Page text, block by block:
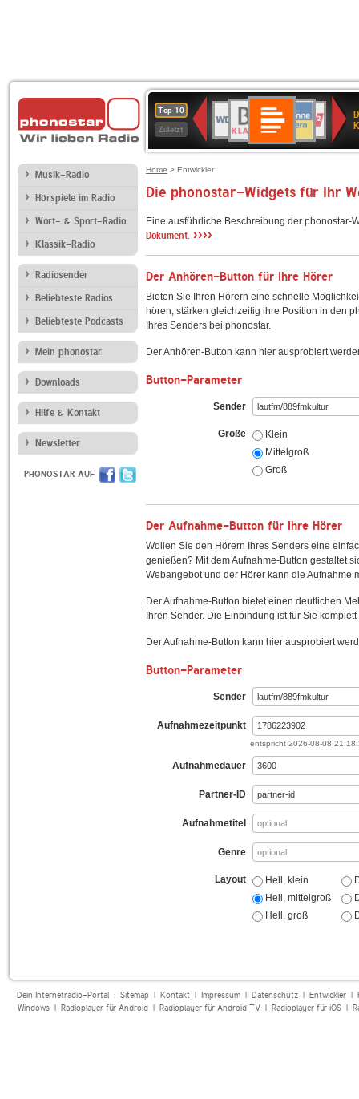
Top 10
Zuletzt
Deutschlandfunk
80er
90er
OLDIE
ANTENNE
SWR3
4
BR-
KLASSIK
Deutschlandfunk
Kultur
ANTENNE
BAYERN
SWR
Kultur
NDR
2
Musik-Radio
Hörspiele im Radio
Wort- & Sport-Radio
Klassik-Radio
Radiosender
Beliebteste Radios
Beliebteste Podcasts
Mein phonostar
Downloads
Hilfe & Kontakt
Newsletter
PHONOSTAR AUF
Home > Entwickler
Die phonostar-Widgets für Ihr
Eine ausführliche Beschreibung der
Dokument. ››››
Der Anhören-Button für Ihre Hörer
Bieten Sie Ihren Hörern eine schnelle
hören, stärken gleichzeitig ihre Position in den
Ihres Senders bei phonostar.
Der Anhören-Button kann hier ausprobiert
Button-Parameter
Sender
Größe
Klein
Mittelgroß
Groß
Der Aufnahme-Button für Ihre Hörer
Wollen Sie den Hörern Ihres Senders eine
genießen? Mit dem Aufnahme-Button gestaltet
Webangebot und der Hörer kann die Aufnahme
Der Aufnahme-Button bietet einen deutlichen
Ihren Sender. Die Einbindung ist für Sie
Der Aufnahme-Button kann hier ausprobiert
Button-Parameter
Sender
Aufnahmezeitpunkt
entspricht 2026-08-08
Aufnahmedauer
Partner-ID
Aufnahmetitel
Genre
Layout
Hell, klein
Hell, mittelgroß
Hell, groß
Dein Internetradio-Portal : Sitemap| Kontakt| Impressum| Datenschutz| Entwickler|
Windows| Radioplayer für Android| Radioplayer für Android TV| Radioplayer für iOS|